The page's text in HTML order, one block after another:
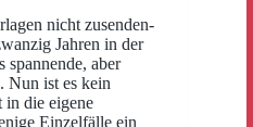
nicht zusenden-
Jahren in der
spannende, aber
Nun ist es kein
in die eigene
Einzelfälle ein